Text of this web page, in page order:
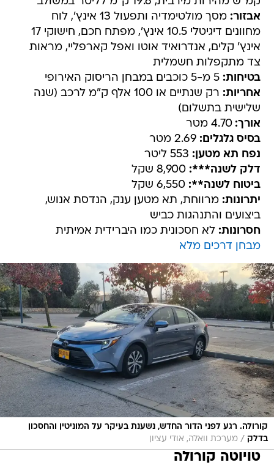
אבזור:
מסך מולטימדיה ותפעול 13 אינץ', לוח
מחוונים דיגיטלי 10.5 אינץ', מפתח חכם, חישוקי 17
אינץ' קלים, אנדרואיד אוטו ואפל קארפליי, מראות
צד מתקפלות חשמלית
בטיחות: 5 מ-5 כוכבים במבחן הריסוק האירופי
אחריות:
רק שנתיים או 100 אלף ק"מ לרכב (שנה
שלישית בתשלום)
אורך: 4.70 מטר
בסיס גלגלים: 2.69 מטר
נפח תא מטען:
דלק לשנה***: 8,900 שקל
ביטוח לשנה**: 6,550 שקל
יתרונות: מרווחת, תא מטען ענק, הנדסת אנוש,
ביצועים והתנהגות כביש
חסרונות: לא חסכונית כמו היברידית אמיתית
מבחן דרכים מלא
קורולה. רגע לפני הדור החדש, נשענת בעיקר על המוניטין והחסכון
בדלק / מערכת וואלה, אודי עציון
טויוטה קורולה